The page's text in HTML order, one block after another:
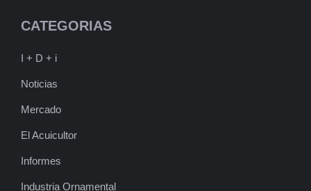
CATEGORIAS
I + D + i
Noticias
Mercado
El Acuicultor
Informes
Industria Ornamental